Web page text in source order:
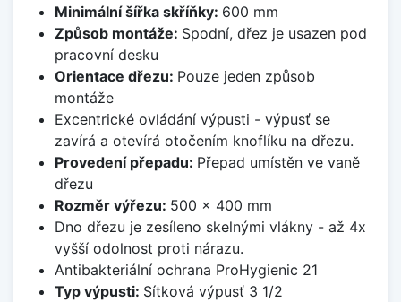
Minimální šířka skříňky: 600 mm
Způsob montáže: Spodní, dřez je usazen pod
pracovní desku
Orientace dřezu: Pouze jeden způsob
montáže
Excentrické ovládání výpusti - výpusť se
zavírá a otevírá otočením knoflíku na dřezu.
Provedení přepadu: Přepad umístěn ve vaně
dřezu
Rozměr výřezu: 500 x 400 mm
Dno dřezu je zesíleno skelnými vlákny - až 4x
vyšší odolnost proti nárazu.
Antibakteriální ochrana ProHygienic 21
Typ výpusti: Sítková výpusť 3 1/2